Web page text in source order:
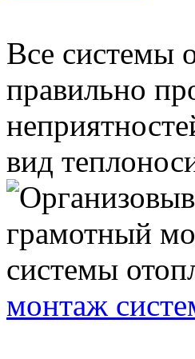
Все системы
правильно
вид
монтаж